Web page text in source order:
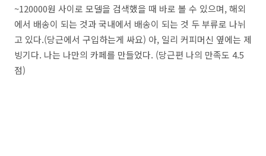
~120000원 사이로 모델을 검색했을 때 바로 볼 수 있으며, 해외
에서 배송이 되는 것과 국내에서 배송이 되는 것 두 부류로 나뉘
고 있다.(당근에서 구입하는게 싸요) 아, 일리 커피머신 옆에는 제
빙기다. 나는 나만의 카페를 만들었다. (당근편 나의 만족도 4.5
점)